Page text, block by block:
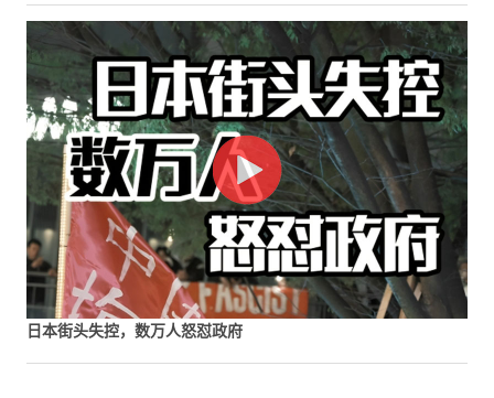
日本街头失控，数万人怒怼政府